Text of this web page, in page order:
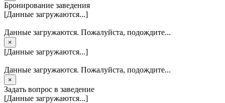
Бронирование заведения
[Данные загружаются...]
Данные загружаются. Пожалуйста, подождите...
×
[Данные загружаются...]
Данные загружаются. Пожалуйста, подождите...
×
Задать вопрос в заведение
[Данные загружаются...]